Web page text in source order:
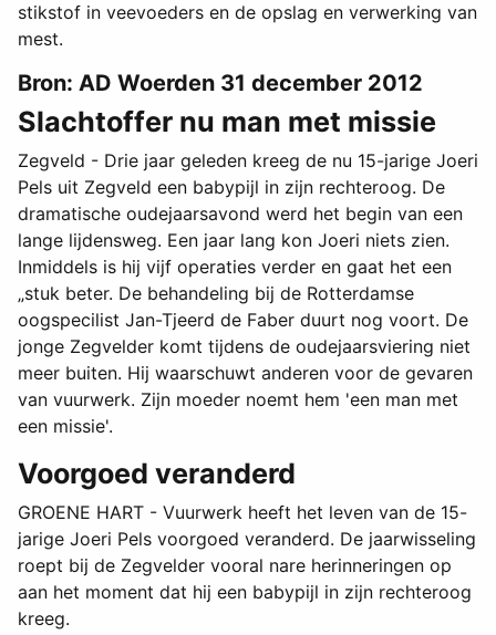
stikstof in veevoeders en de opslag en verwerking van
mest.
Bron: AD Woerden 31 december 2012
Slachtoffer nu man met missie
Zegveld - Drie jaar geleden kreeg de nu 15-jarige Joeri
Pels uit Zegveld een babypijl in zijn rechteroog. De
dramatische oudejaarsavond werd het begin van een
lange lijdensweg. Een jaar lang kon Joeri niets zien.
Inmiddels is hij vijf operaties verder en gaat het een
„stuk beter. De behandeling bij de Rotterdamse
oogspecilist Jan-Tjeerd de Faber duurt nog voort. De
jonge Zegvelder komt tijdens de oudejaarsviering niet
meer buiten. Hij waarschuwt anderen voor de gevaren
van vuurwerk. Zijn moeder noemt hem 'een man met
een missie'.
Voorgoed veranderd
GROENE HART - Vuurwerk heeft het leven van de 15-
jarige Joeri Pels voorgoed veranderd. De jaarwisseling
roept bij de Zegvelder vooral nare herinneringen op
aan het moment dat hij een babypijl in zijn rechteroog
kreeg.